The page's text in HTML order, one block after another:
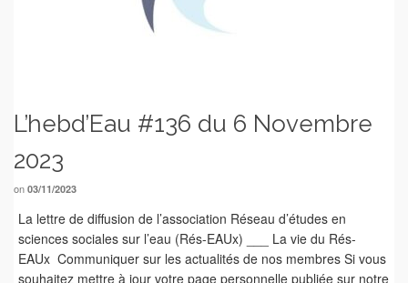
L’hebd’Eau #136 du 6 Novembre
2023
on 03/11/2023
La lettre de diffusion de l’association Réseau d’études en
sciences sociales sur l’eau (Rés-EAUx) ___ La vie du Rés-
EAUx Communiquer sur les actualités de nos membres Si vous
souhaitez mettre à jour votre page personnelle publiée sur notre